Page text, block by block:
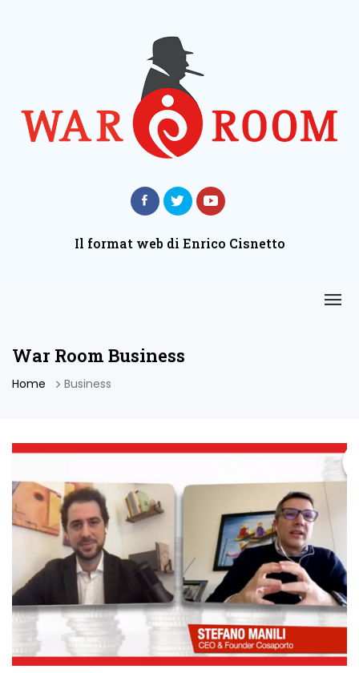
Il format web di Enrico Cisnetto
War Room Business
Home Business